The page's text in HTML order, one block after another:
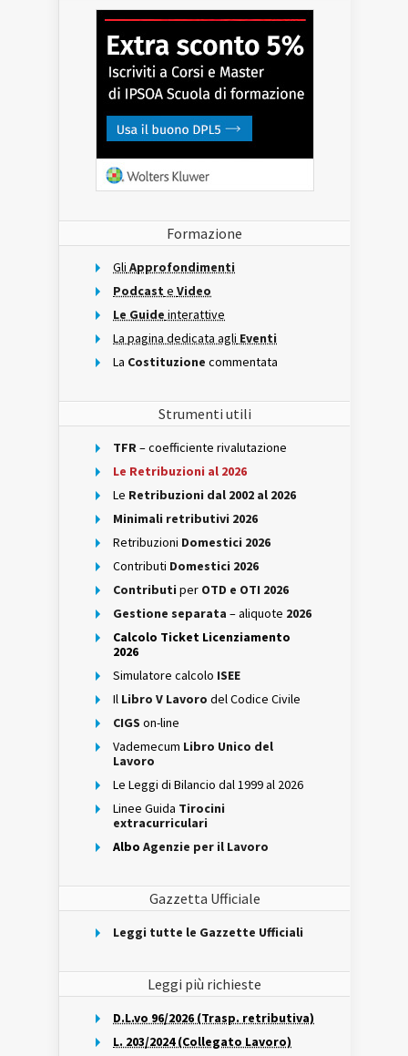
Formazione
Gli Approfondimenti
Podcast e Video
Le Guide interattive
La pagina dedicata agli Eventi
La Costituzione commentata
Strumenti utili
TFR– coefficiente rivalutazione
Le Retribuzioni al 2026
Le Retribuzioni dal 2002 al 2026
Minimali retributivi 2026
Retribuzioni Domestici 2026
Contributi Domestici 2026
Contributi per OTD e OTI 2026
Gestione separata – aliquote 2026
Calcolo Ticket Licenziamento
2026
Simulatore calcolo ISEE
Il Libro V Lavoro del Codice Civile
CIGS on-line
Vademecum Libro Unico del
Lavoro
Le Leggi di Bilancio dal 1999 al 2026
Linee Guida Tirocini
extracurriculari
Albo Agenzie per il Lavoro
Gazzetta Ufficiale
Leggi tutte le Gazzette Ufficiali
Leggi più richieste
D.L.vo 96/2026 (Trasp. retributiva)
L. 203/2024 (Collegato Lavoro)